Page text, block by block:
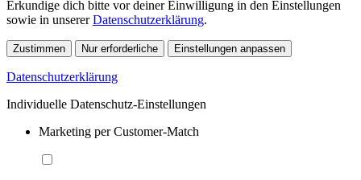
Erkundige dich bitte vor deiner Einwilligung in den Einstellungen
sowie in unsererDatenschutzerklärung.
Zustimmen Nur erforderliche Einstellungen anpassen
Datenschutzerklärung
Individuelle Datenschutz-Einstellungen
Marketing per Customer-Match